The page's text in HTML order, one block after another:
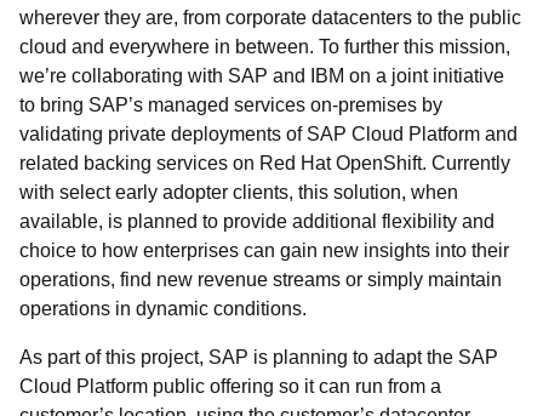
wherever they are, from corporate datacenters to the public
cloud and everywhere in between. To further this mission,
we’re collaborating with SAP and IBM on a joint initiative
to bring SAP’s managed services on-premises by
validating private deployments of SAP Cloud Platform and
related backing services on Red Hat OpenShift. Currently
with select early adopter clients, this solution, when
available, is planned to provide additional flexibility and
choice to how enterprises can gain new insights into their
operations, find new revenue streams or simply maintain
operations in dynamic conditions.
As part of this project, SAP is planning to adapt the SAP
Cloud Platform public offering so it can run from a